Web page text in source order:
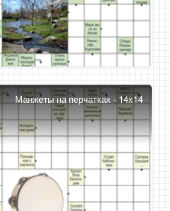
Манжеты на перчатках - 14x14